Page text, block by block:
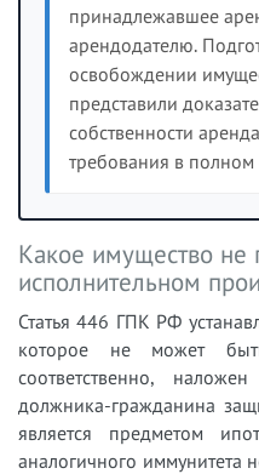
принадлежавшее
арендодателю.
освобождении
представили
собственности
требования в
Какое имущество не
исполнительном
Статья 446 ГПК РФ
которое не может
соответственно,
должника-гражданина
является предметом
аналогичного иммунитета